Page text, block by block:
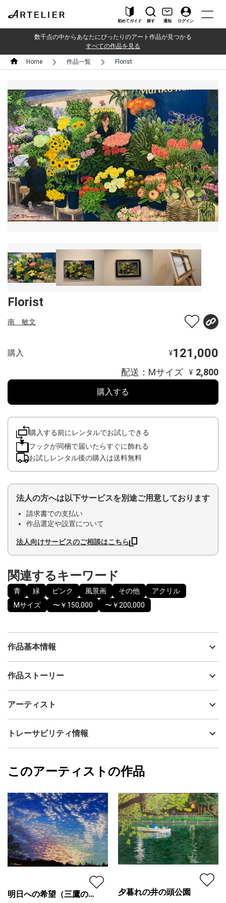
初めてガイド 探す 通知 ログイン
数千点の中からあなたにぴったりのアート作品が見つかる
すべての作品を見る
Home 作品一覧 Florist
Florist
南 敏文
購入 ¥121,000
配送：Mサイズ ¥ 2,800
購入する
購入する前にレンタルでお試しできる
フックが同梱で届いたらすぐに飾れる
お試しレンタル後の購入は送料無料
法人の方へは以下サービスを別途ご用意しております
請求書での支払い
作品選定や設置について
法人向けサービスのご相談はこちら
関連するキーワード
青 緑 ピンク 風景画 その他
アクリル
Mサイズ
〜￥150,000 〜￥200,000
作品基本情報
出品者
制作年
アクリル
カラー
青
ジャンル
風景画
配送目安
二週間以内
作品ストーリー
す。たくさんの花に囲まれて幸せそうに働く女性を主役に描いて
アーティスト
南 敏文
フォローする
トレーサビリティ情報
南 敏文
このアーティストの作品
明日への希望（三鷹の夕
夕暮れの井の頭公園